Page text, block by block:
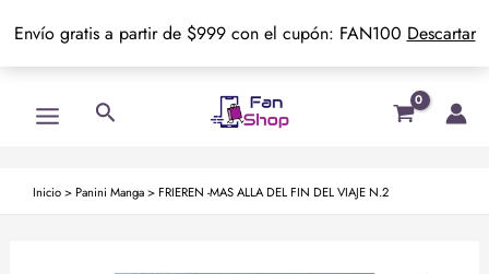
Envío gratis a partir de $999 con el cupón: FAN100 Descartar
Menu
Buscar
Inicio> Panini Manga> FRIEREN -MAS ALLA DEL FIN DEL VIAJE N.2